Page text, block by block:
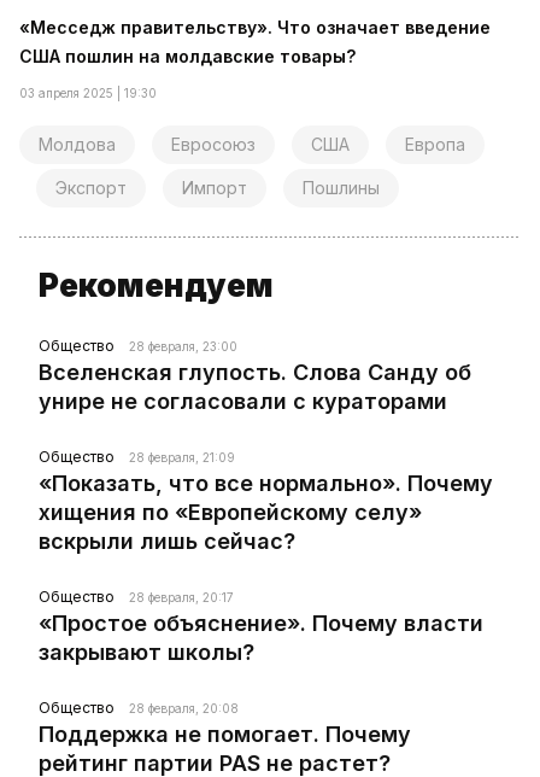
«Месседж правительству». Что означает введение
США пошлин на молдавские товары?
03 апреля 2025 | 19:30
Молдова Евросоюз США Европа
Экспорт Импорт Пошлины
Рекомендуем
Общество 28 февраля, 23:00
Вселенская глупость. Слова Санду об
унире не согласовали с кураторами
Общество 28 февраля, 21:09
«Показать, что все нормально». Почему
хищения по «Европейскому селу»
вскрыли лишь сейчас?
Общество 28 февраля, 20:17
«Простое объяснение». Почему власти
закрывают школы?
Общество 28 февраля, 20:08
Поддержка не помогает. Почему
рейтинг партии PAS не растет?